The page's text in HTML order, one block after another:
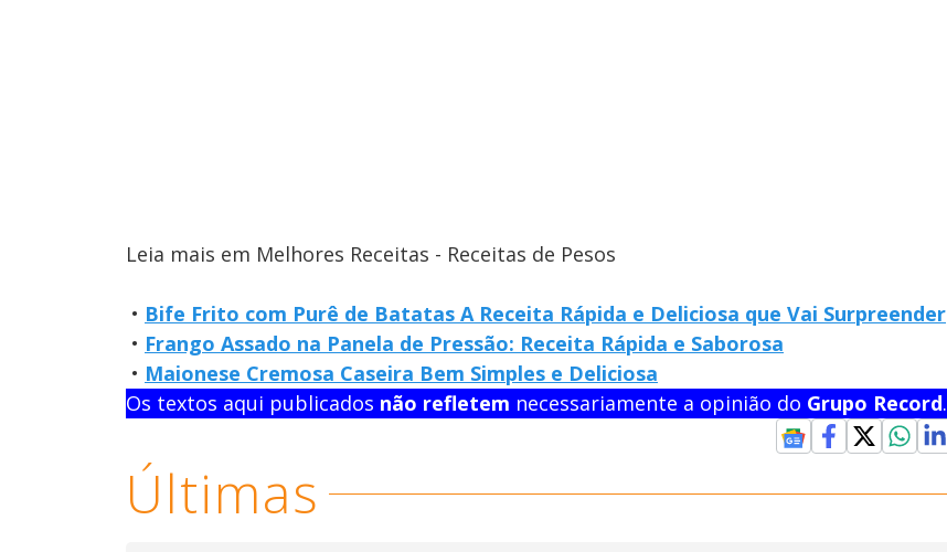
Leia mais em Melhores Receitas - Receitas de Pesos
• Bife Frito com Purê de Batatas A Receita Rápida e Deliciosa que Vai Surpreender
• Frango Assado na Panela de Pressão: Receita Rápida e Saborosa
• Maionese Cremosa Caseira Bem Simples e Deliciosa
Os textos aqui publicados não refletem necessariamente a opinião do Grupo Record.
Últimas